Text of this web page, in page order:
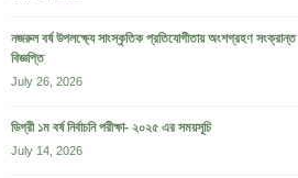
নজরুল বর্ষ উপলক্ষ্যে সাংস্কৃতিক প্রতিযোগীতায় অংশগ্রহণ সংক্রান্ত
বিজ্ঞপ্তি
July 26, 2026
ডিগ্রী ১ম বর্ষ নির্বাচনি পরীক্ষা- ২০২৫ এর সময়সূচি
July 14, 2026